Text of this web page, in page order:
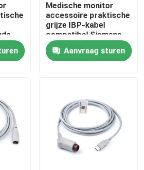
Medische monitor
accessoire praktische
grijze IBP-kabel
compatibel Siemens
tot MX multifunctie
Aanvraag sturen